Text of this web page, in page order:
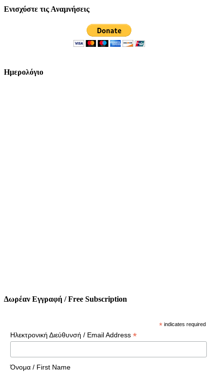
Ενισχύστε τις Αναμνήσεις
Ημερολόγιο
Δωρέαν Εγγραφή / Free Subscription
* indicates required
Ηλεκτρονική Διεύθυνσή / Email Address *
Όνομα / First Name